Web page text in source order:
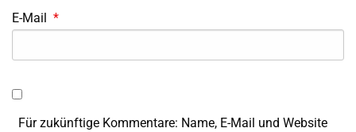
E-Mail *
Für zukünftige Kommentare: Name, E-Mail und Website